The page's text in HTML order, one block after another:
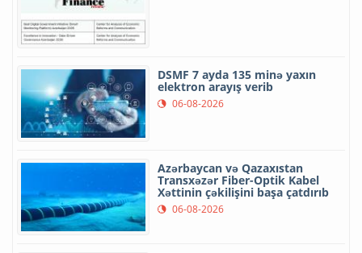
DSMF 7 ayda 135 minə yaxın
elektron arayış verib
06-08-2026
Azərbaycan və Qazaxıstan
Transxəzər Fiber-Optik Kabel
Xəttinin çəkilişini başa çatdırıb
06-08-2026